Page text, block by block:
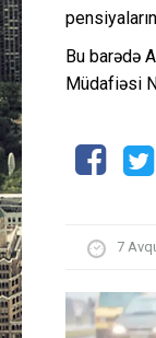
Bu barədə
Müdafiəsi
7